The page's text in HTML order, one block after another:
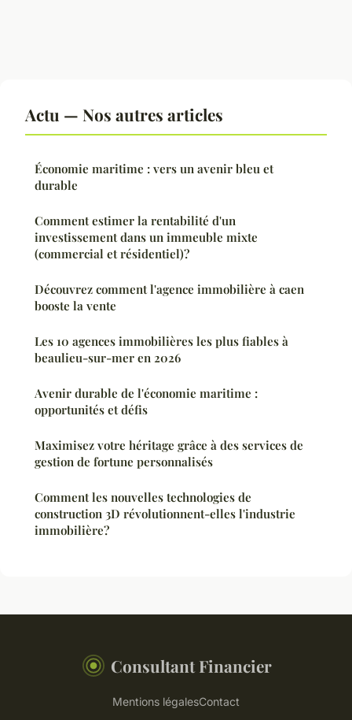
Actu — Nos autres articles
Économie maritime : vers un avenir bleu et
durable
Comment estimer la rentabilité d'un
investissement dans un immeuble mixte
(commercial et résidentiel)?
Découvrez comment l'agence immobilière à caen
booste la vente
Les 10 agences immobilières les plus fiables à
beaulieu-sur-mer en 2026
Avenir durable de l'économie maritime :
opportunités et défis
Maximisez votre héritage grâce à des services de
gestion de fortune personnalisés
Comment les nouvelles technologies de
construction 3D révolutionnent-elles l'industrie
immobilière?
Consultant Financier
Mentions légalesContact